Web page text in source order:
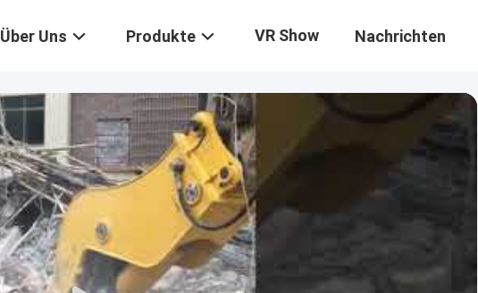
Über Uns Produkte VR Show Nachrichten